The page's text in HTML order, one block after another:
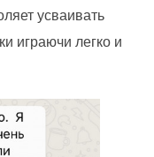
усваивать
играючи легко и